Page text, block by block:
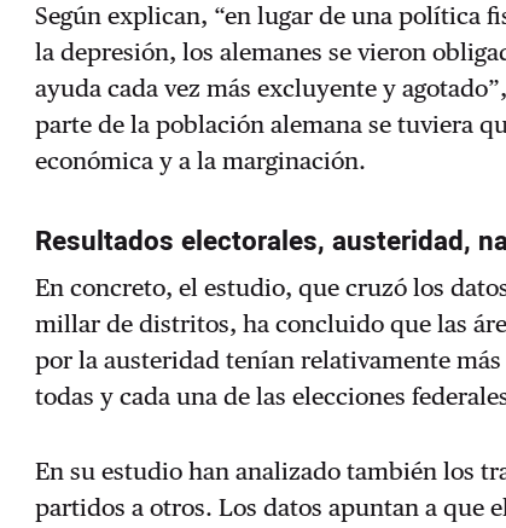
Según explican, “en lugar de una política
la depresión, los alemanes se vieron
ayuda cada vez más excluyente y
parte de la población alemana se tuviera
económica y a la marginación.
Resultados electorales, austeridad,
En concreto, el estudio, que cruzó los
millar de distritos, ha concluido que las
por la austeridad tenían relativamente
todas y cada una de las elecciones
En su estudio han analizado también los
partidos a otros. Los datos apuntan a que